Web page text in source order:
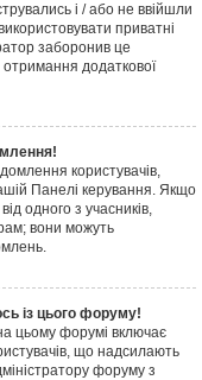
і / або не ввійшли
приватні
заборонив це
додаткової
користувачів,
Панелі керування. Якщо
одного з учасників,
вони можуть
із цього форуму!
цьому форумі включає
що надсилають
форуму з